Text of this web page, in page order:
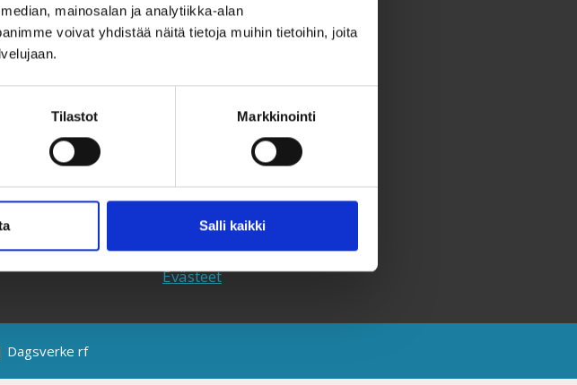
mainosalan ja analytiikka-alan
voivat yhdistää näitä tietoja muihin tietoihin, joita
Tilastot Markkinointi
Salli kaikki
Taksvärkki-keräys
Keräyslupa ja rekisteriseloste
Saavutettavuusseloste
Taksvärkkikeräys selkokielellä
Taksvärkki selkokielellä
Evästeet
Dagsverke rf